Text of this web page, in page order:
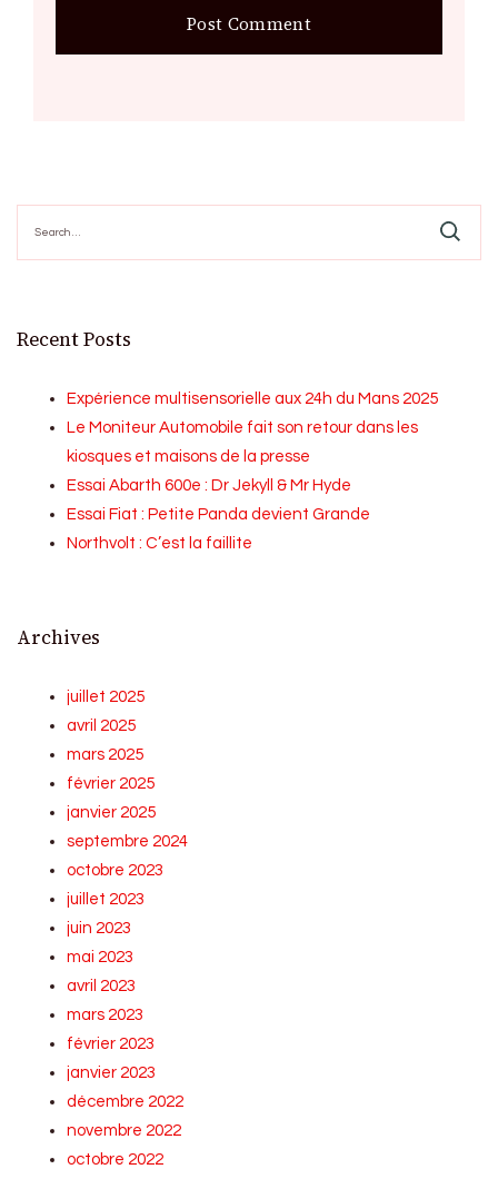
for:
Recent Posts
Expérience multisensorielle aux 24h du Mans 2025
Le Moniteur Automobile fait son retour dans les
kiosques et maisons de la presse
Essai Abarth 600e : Dr Jekyll & Mr Hyde
Essai Fiat : Petite Panda devient Grande
Northvolt : C’est la faillite
Archives
juillet 2025
avril 2025
mars 2025
février 2025
janvier 2025
septembre 2024
octobre 2023
juillet 2023
juin 2023
mai 2023
avril 2023
mars 2023
février 2023
janvier 2023
décembre 2022
novembre 2022
octobre 2022